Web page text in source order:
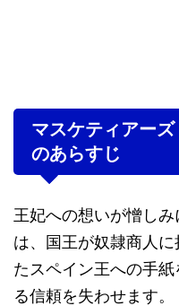
マスケティアー
のあらすじ
王妃への想いが憎し
は、国王が奴隷商人
たスペイン王への手
る信頼を失わせます。